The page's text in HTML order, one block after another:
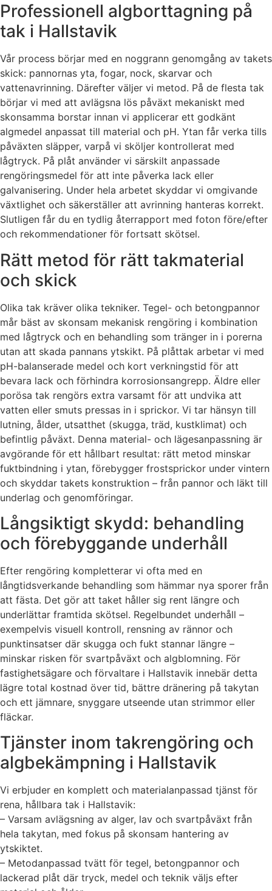
Professionell algborttagning på
tak i Hallstavik
Vår process börjar med en noggrann genomgång av takets
skick: pannornas yta, fogar, nock, skarvar och
vattenavrinning. Därefter väljer vi metod. På de flesta tak
börjar vi med att avlägsna lös påväxt mekaniskt med
skonsamma borstar innan vi applicerar ett godkänt
algmedel anpassat till material och pH. Ytan får verka tills
påväxten släpper, varpå vi sköljer kontrollerat med
lågtryck. På plåt använder vi särskilt anpassade
rengöringsmedel för att inte påverka lack eller
galvanisering. Under hela arbetet skyddar vi omgivande
växtlighet och säkerställer att avrinning hanteras korrekt.
Slutligen får du en tydlig återrapport med foton före/efter
och rekommendationer för fortsatt skötsel.
Rätt metod för rätt takmaterial
och skick
Olika tak kräver olika tekniker. Tegel- och betongpannor
mår bäst av skonsam mekanisk rengöring i kombination
med lågtryck och en behandling som tränger in i porerna
utan att skada pannans ytskikt. På plåttak arbetar vi med
pH-balanserade medel och kort verkningstid för att
bevara lack och förhindra korrosionsangrepp. Äldre eller
porösa tak rengörs extra varsamt för att undvika att
vatten eller smuts pressas in i sprickor. Vi tar hänsyn till
lutning, ålder, utsatthet (skugga, träd, kustklimat) och
befintlig påväxt. Denna material- och lägesanpassning är
avgörande för ett hållbart resultat: rätt metod minskar
fuktbindning i ytan, förebygger frostsprickor under vintern
och skyddar takets konstruktion – från pannor och läkt till
underlag och genomföringar.
Långsiktigt skydd: behandling
och förebyggande underhåll
Efter rengöring kompletterar vi ofta med en
långtidsverkande behandling som hämmar nya sporer från
att fästa. Det gör att taket håller sig rent längre och
underlättar framtida skötsel. Regelbundet underhåll –
exempelvis visuell kontroll, rensning av rännor och
punktinsatser där skugga och fukt stannar längre –
minskar risken för svartpåväxt och algblomning. För
fastighetsägare och förvaltare i Hallstavik innebär detta
lägre total kostnad över tid, bättre dränering på takytan
och ett jämnare, snyggare utseende utan strimmor eller
fläckar.
Tjänster inom takrengöring och
algbekämpning i Hallstavik
Vi erbjuder en komplett och materialanpassad tjänst för
rena, hållbara tak i Hallstavik:
– Varsam avlägsning av alger, lav och svartpåväxt från
hela takytan, med fokus på skonsam hantering av
ytskiktet.
– Metodanpassad tvätt för tegel, betongpannor och
lackerad plåt där tryck, medel och teknik väljs efter